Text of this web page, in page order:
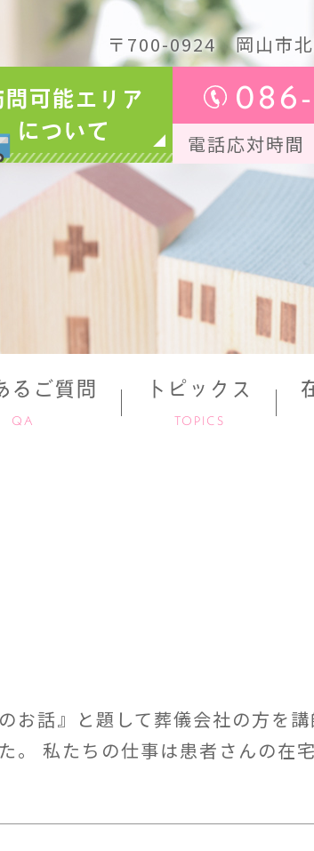
〒700-0924岡山市北
電話応対時
問可能エリア
について
るご質問
QA
トピックス
TOPICS
お話』と題して葬儀会社の方を
。 私たちの仕事は患者さんの在